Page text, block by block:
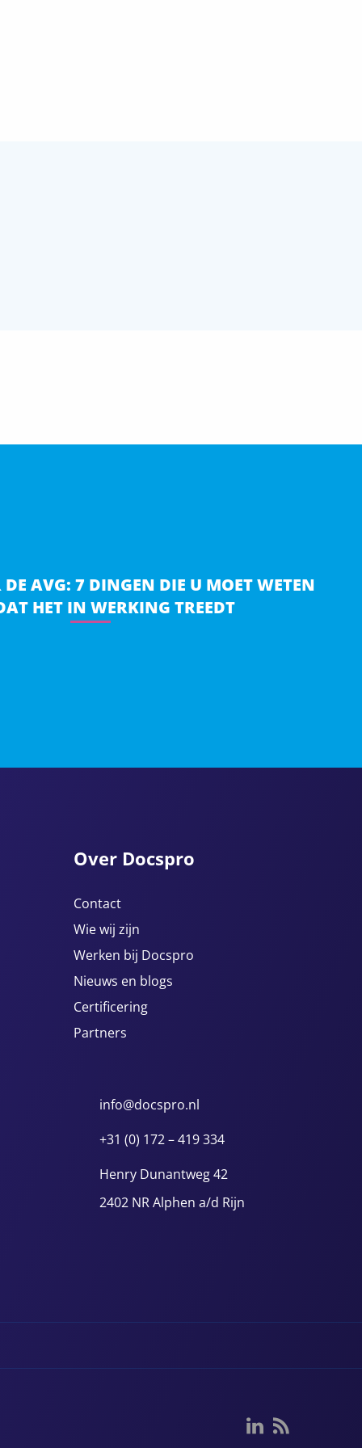
AVG: 7 DINGEN DIE U MOET WETEN
HET IN WERKING TREEDT
Over Docspro
Contact
Wie wij zijn
Werken bij Docspro
Nieuws en blogs
Certificering
Partners
info@docspro.nl
+31 (0) 172 – 419 334
Henry Dunantweg 42
2402 NR Alphen a/d Rijn